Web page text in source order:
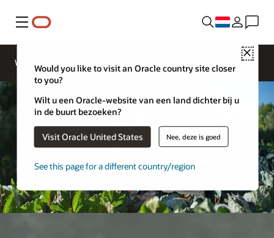
Menu
Close
Would you like to visit an Oracle country site closer
to you?
Wilt u een Oracle-website van een land dichter bij u
in de buurt bezoeken?
Visit Oracle United States Nee, deze is goed
See this page for a different country/region
Webinars
Neem
contact op
met Oracle
Restaurants